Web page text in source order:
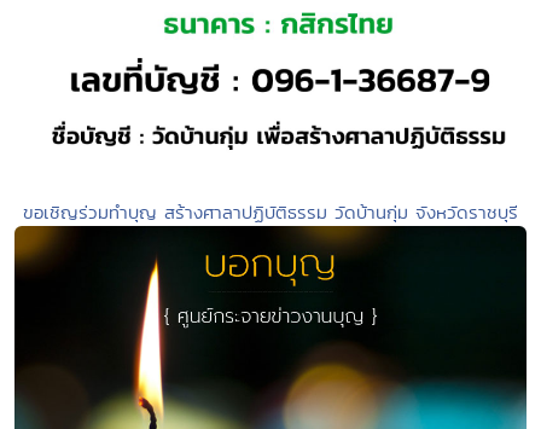
ขอเชิญร่วมทำบุญ สร้างศาลาปฏิบัติธรรม วัดบ้านกุ่ม จังหวัดราชบุรี